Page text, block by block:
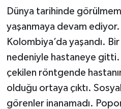
Dünya tarihinde
yaşanmaya devam
Kolombiya’da yaşandı. Bir
nedeniyle hastaneye gitti.
çekilen röntgende
olduğu ortaya çıktı.
görenler inanamadı.